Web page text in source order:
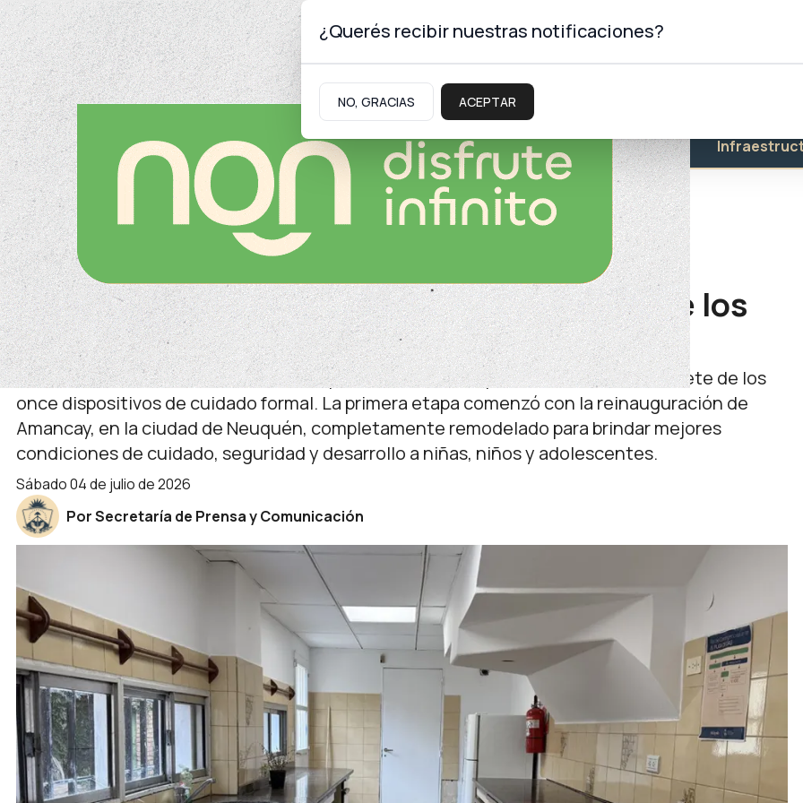
Lunes 10 deAgostode 2026
Neuquinidad Gabinete Turismo Educación Salud
Trabajo
Mejora integral
Neuquén avanza con un plan de refacción de los
dispositivos de cuidado formal
Con una inversión de 500 millones de pesos, el Gobierno provincial intervendrá siete de los
once dispositivos de cuidado formal. La primera etapa comenzó con la reinauguración de
Amancay, en la ciudad de Neuquén, completamente remodelado para brindar mejores
condiciones de cuidado, seguridad y desarrollo a niñas, niños y adolescentes.
sábado 04 de julio de 2026
Por Secretaría de Prensa y Comunicación
¿Querés recibir nuestras notificaciones?
NO, GRACIAS ACEPTAR